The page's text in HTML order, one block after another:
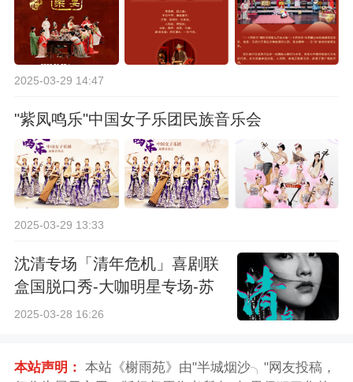
2025-03-29 14:47
"紫凤鸣乐"中国女子乐团民族音乐会
2025-03-29 13:33
沈清专场「清年危机」喜剧联
盒国脱口秀-大咖明星专场-苏
州站
2025-03-28 16:26
本站声明： 本站《榭雨苑》由"半城烟沙╮"网友投稿，